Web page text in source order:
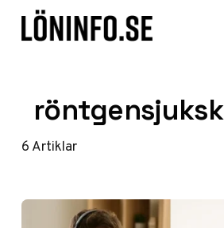
Hoppa till innehåll
6Artiklar